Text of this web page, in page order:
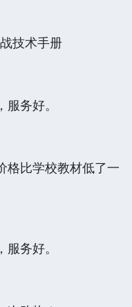
技术手册
务好。
格比学校教材低了一
务好。